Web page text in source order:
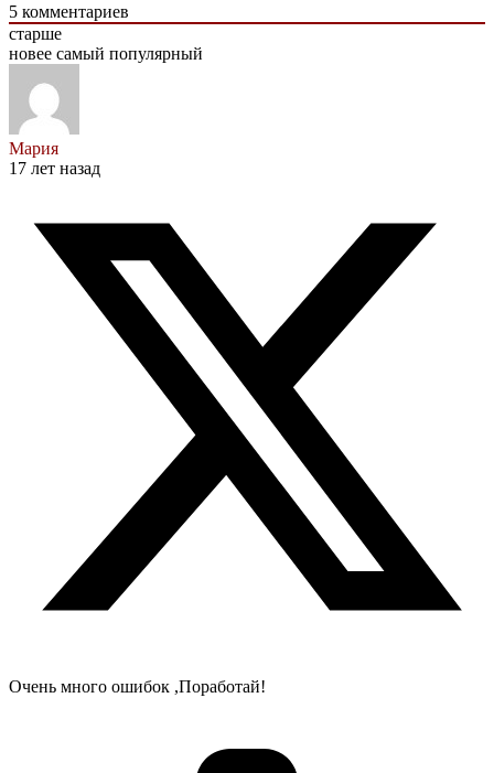
5 комментариев
старше
новее самый популярный
Мария
17 лет назад
Очень много ошибок ,Поработай!